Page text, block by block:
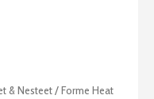
& Nesteet/ Forme Heat